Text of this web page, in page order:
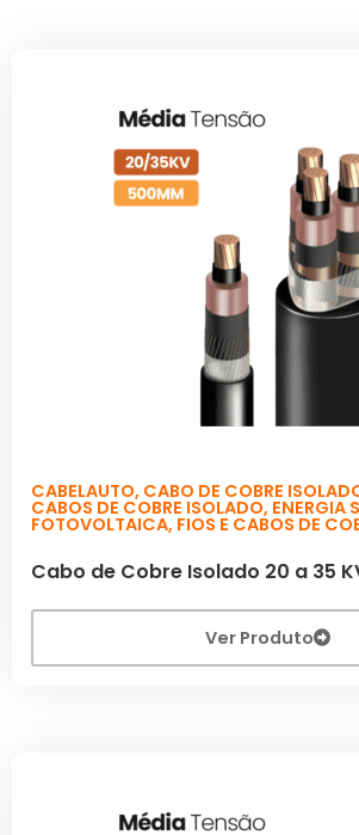
CABELAUTO, CABO DE COBRE
CABOS DE COBRE ISOLADO, ENERGIA
FOTOVOLTAICA, FIOS E CABOS DE
Cabo de Cobre Isolado 20 a 35
Ver Produto